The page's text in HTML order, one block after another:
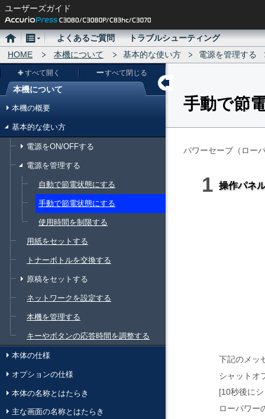
ユーザーズガイド
ホ
ー
メ
ニ
ュ
ー
よくあるご質問
トラブルシューティング
HOME
本機について 基本的な使い方 電源を管理する
メ
ュ
本機について
すべて開く すべて閉じる
本機の概要
基本的な使い方
電源をON/OFFする
電源を管理する
自動で節電状態にする
手動で節電状態にする
使用時間を制限する
用紙をセットする
トナーボトルを交換する
原稿をセットする
ネットワークを設定する
本機を管理する
キーやボタンの応答時間を調整する
本体の仕様
オプションの仕様
本体の名称とはたらき
主な画面の名称とはたらき
手動で節
パワーセーブ（ロー
操作パネ
下記のメッ
シャットオ
10秒後に
ローパワー